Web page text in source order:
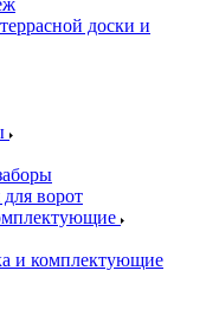
доски и
ворот
и комплектующие